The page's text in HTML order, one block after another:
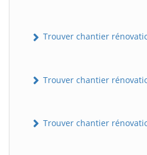
Trouver chantier
Trouver chantier
Trouver chantier